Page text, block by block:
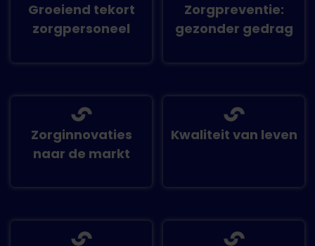
Groeiend tekort
zorgpersoneel
Zorgpreventie:
gezonder gedrag
Zorginnovaties
naar de markt
Kwaliteit van leven